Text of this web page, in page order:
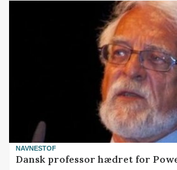
NAVNESTOF
Dansk professor hædret for